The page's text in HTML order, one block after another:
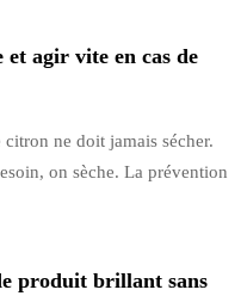
agir vite en cas de
ne doit jamais sécher.
on sèche. La prévention
produit brillant sans